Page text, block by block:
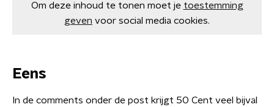
Om deze inhoud te tonen moet je toestemming
geven voor social media cookies.
Eens
In de comments onder de post krijgt 50 Cent veel bijval